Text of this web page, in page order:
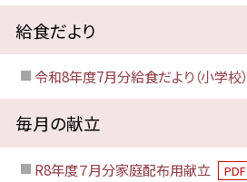
給食だより
令和8年度7月分給食だより（小学校）
毎月の献立
R8年度７月分家庭配布用献立 PDF